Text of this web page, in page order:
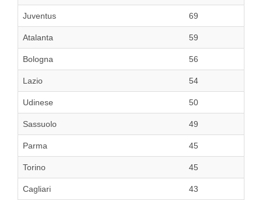
Juventus 69
Atalanta 59
Bologna 56
Lazio 54
Udinese 50
Sassuolo 49
Parma 45
Torino 45
Cagliari 43